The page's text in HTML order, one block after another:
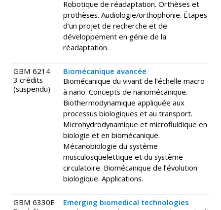
Robotique de réadaptation. Orthèses et
prothèses. Audiologie/orthophonie. Étapes
d’un projet de recherche et de
développement en génie de la
réadaptation.
GBM 6214
3 crédits
(suspendu)
Biomécanique avancée
Biomécanique du vivant de l’échelle macro
à nano. Concepts de nanomécanique.
Biothermodynamique appliquée aux
processus biologiques et au transport.
Microhydrodynamique et microfluidique en
biologie et en biomécanique.
Mécanobiologie du système
musculosquelettique et du système
circulatoire. Biomécanique de l’évolution
biologique. Applications.
GBM 6330E
Emerging biomedical technologies